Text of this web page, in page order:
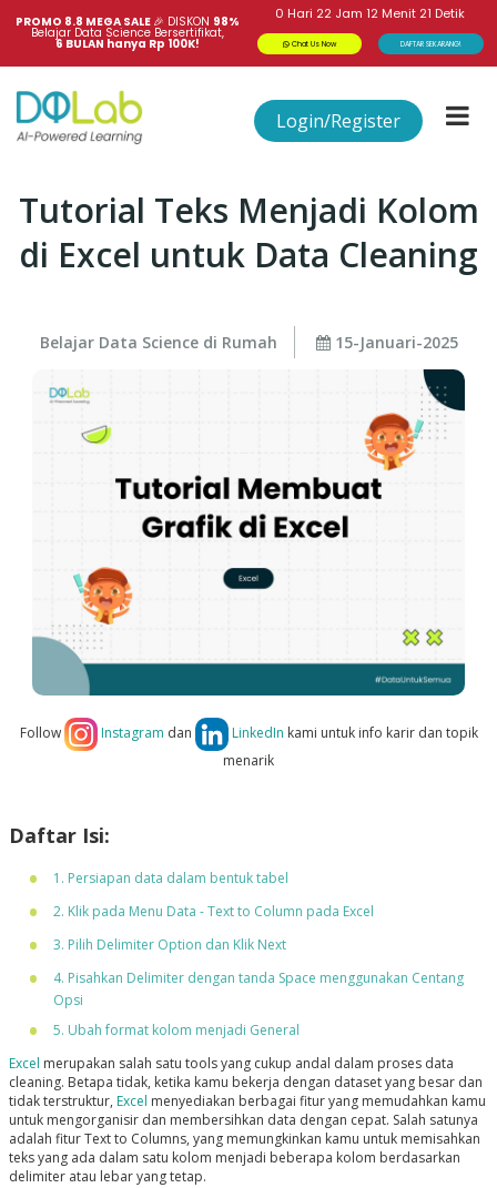
PROMO 8.8 MEGA SALE 🎉 DISKON 98%
Belajar Data Science Bersertifikat,
6 BULAN hanya Rp 100K!
0Hari 22Jam 12Menit 20 Detik
Chat Us Now DAFTAR SEKARANG!
Login/Register
Tutorial Teks Menjadi Kolom
di Excel untuk Data Cleaning
Belajar Data Science di Rumah 15-Januari-2025
Follow Instagram dan LinkedIn kami untuk info karir dan topik
menarik
Daftar Isi:
1. Persiapan data dalam bentuk tabel
2. Klik pada Menu Data - Text to Column pada Excel
3. Pilih Delimiter Option dan Klik Next
4. Pisahkan Delimiter dengan tanda Space menggunakan Centang
Opsi
5. Ubah format kolom menjadi General
Excel merupakan salah satu tools yang cukup andal dalam proses data
cleaning. Betapa tidak, ketika kamu bekerja dengan dataset yang besar dan
tidak terstruktur, Excel menyediakan berbagai fitur yang memudahkan kamu
untuk mengorganisir dan membersihkan data dengan cepat. Salah satunya
adalah fitur Text to Columns, yang memungkinkan kamu untuk memisahkan
teks yang ada dalam satu kolom menjadi beberapa kolom berdasarkan
delimiter atau lebar yang tetap.